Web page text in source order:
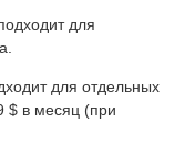
для
для отдельных
$ в месяц (при